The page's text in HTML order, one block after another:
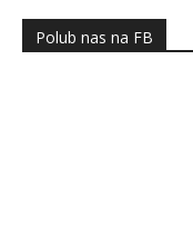
Polub nas na FB